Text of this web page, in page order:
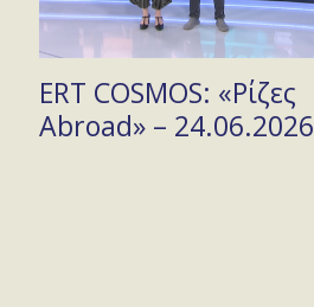
ERT COSMOS: «Ρίζες
Abroad» – 24.06.2026